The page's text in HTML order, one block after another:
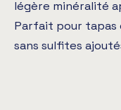
légère minéralité
Parfait pour tapas
sans sulfites